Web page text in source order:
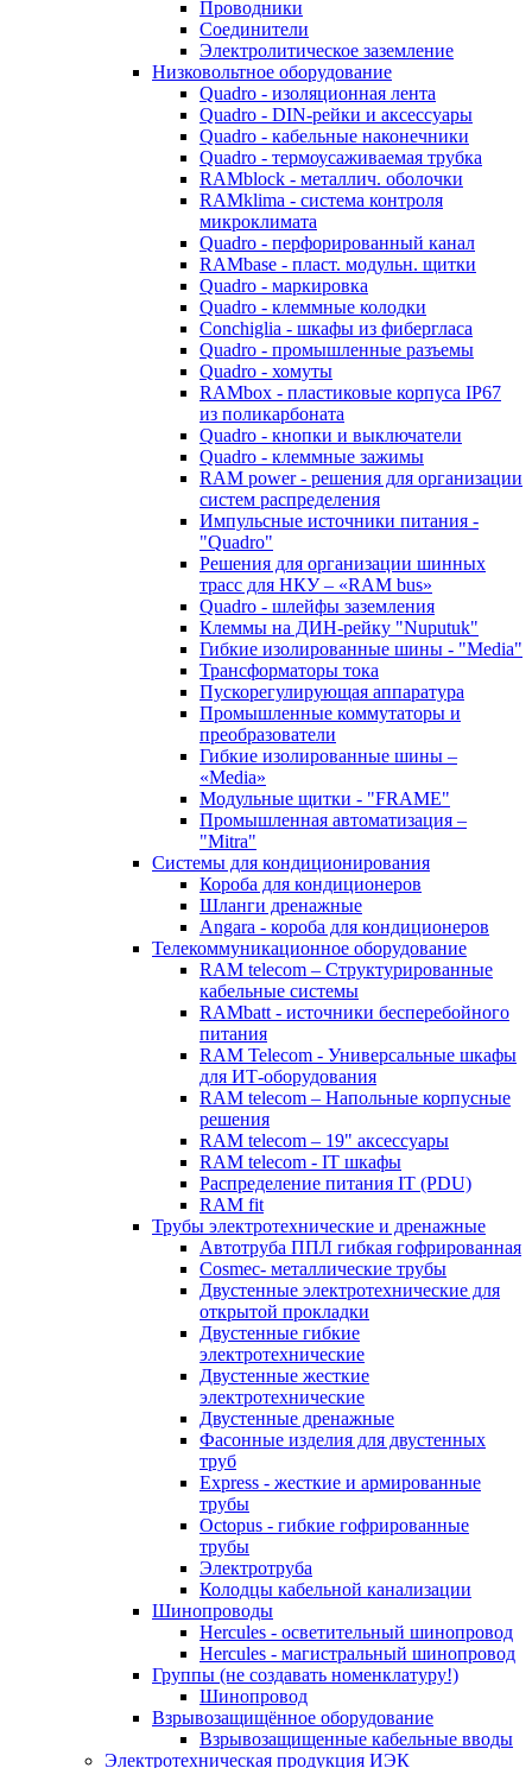
Проводники
Соединители
Электролитическое заземление
Низковольтное оборудование
Quadro - изоляционная лента
Quadro - DIN-рейки и аксессуары
Quadro - кабельные наконечники
Quadro - термоусаживаемая трубка
RAMblock - металлич. оболочки
RAMklima - система контроля
микроклимата
Quadro - перфорированный канал
RAMbase - пласт. модульн. щитки
Quadro - маркировка
Quadro - клеммные колодки
Conchiglia - шкафы из фибергласа
Quadro - промышленные разъемы
Quadro - хомуты
RAMbox - пластиковые корпуса IP67
из поликарбоната
Quadro - кнопки и выключатели
Quadro - клеммные зажимы
RAM power - решения для организации
систем распределения
Импульсные источники питания -
"Quadro"
Решения для организации шинных
трасс для НКУ – «RAM bus»
Quadro - шлейфы заземления
Клеммы на ДИН-рейку "Nuputuk"
Гибкие изолированные шины - "Media"
Трансформаторы тока
Пускорегулирующая аппаратура
Промышленные коммутаторы и
преобразователи
Гибкие изолированные шины –
«Media»
Модульные щитки - "FRAME"
Промышленная автоматизация –
"Mitra"
Системы для кондиционирования
Короба для кондиционеров
Шланги дренажные
Angara - короба для кондиционеров
Телекоммуникационное оборудование
RAM telecom – Структурированные
кабельные системы
RAMbatt - источники бесперебойного
питания
RAM Telecom - Универсальные шкафы
для ИТ-оборудования
RAM telecom – Напольные корпусные
решения
RAM telecom – 19" аксессуары
RAM telecom - IT шкафы
Распределение питания IT (PDU)
RAM fit
Трубы электротехнические и дренажные
Автотруба ППЛ гибкая гофрированная
Cosmec- металлические трубы
Двустенные электротехнические для
открытой прокладки
Двустенные гибкие
электротехнические
Двустенные жесткие
электротехнические
Двустенные дренажные
Фасонные изделия для двустенных
труб
Express - жесткие и армированные
трубы
Octopus - гибкие гофрированные
трубы
Электротруба
Колодцы кабельной канализации
Шинопроводы
Hercules - осветительный шинопровод
Hercules - магистральный шинопровод
Группы (не создавать номенклатуру!)
Шинопровод
Взрывозащищённое оборудование
Взрывозащищенные кабельные вводы
Электротехническая продукция ИЭК